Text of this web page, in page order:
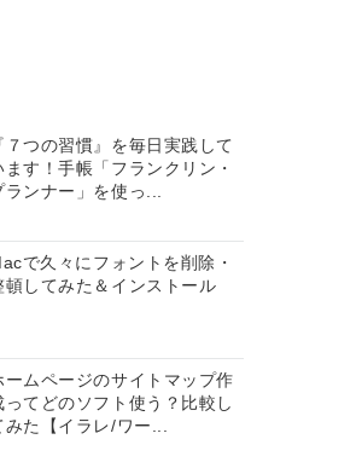
７つの習慣』を毎日実践して
ます！手帳「フランクリン・
ランナー」を使っ...
で久々にフォントを削除・
頓してみた＆インストール
ームページのサイトマップ作
ってどのソフト使う？比較し
みた【イラレ/ワー...